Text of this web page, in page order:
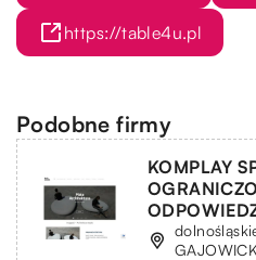
https://table4u.pl
Podobne firmy
KOMPLAY